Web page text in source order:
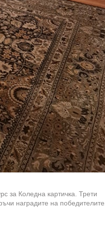
за Коледна картичка. Трети
наградите на победителите.